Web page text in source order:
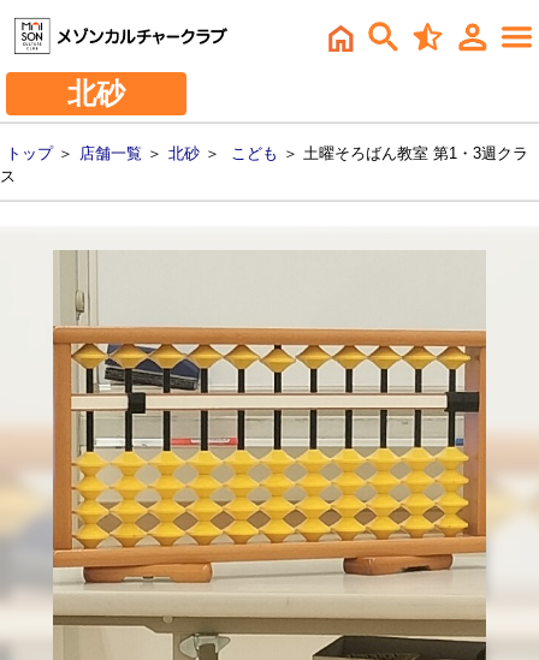
北砂
トップ＞ 店舗一覧 ＞ 北砂 ＞ こども ＞ 土曜そろばん教室 第1・3週クラ
ス